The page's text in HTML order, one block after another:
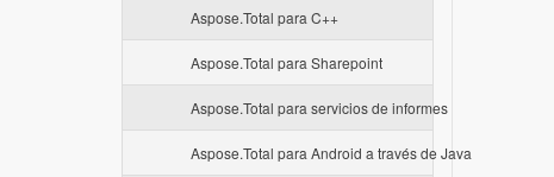
Aspose.Total para C++
Aspose.Total para Sharepoint
Aspose.Total para servicios de informes
Aspose.Total para Android a través de Java